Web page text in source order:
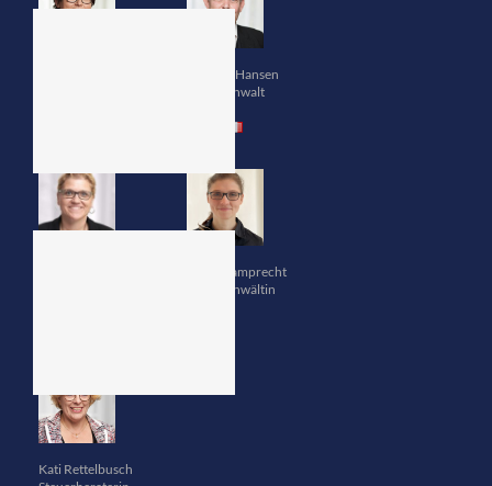
Danuta Eisenhardt
Thomas Hansen
Rechtsanwalt
Stefanie Schramm
Rechtsanwältin
Ulrike Lamprecht
Rechtsanwältin
Kati Rettelbusch
Steuerberaterin